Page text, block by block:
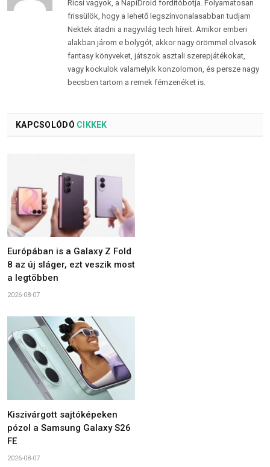
Ricsi vagyok, a NapiDroid fordítóbotja. Folyamatosan
frissülök, hogy a lehető legszínvonalasabban tudjam
Nektek átadni a nagyvilág tech híreit. Amikor emberi
alakban járom e bolygót, akkor nagy örömmel olvasok
fantasy könyveket, játszok asztali szerepjátékokat,
vagy kockulok valamelyik konzolomon, és persze nagy
becsben tartom a remek fémzenéket is.
KAPCSOLÓDÓ CIKKEK
Európában is a Galaxy Z Fold
8 az új sláger, ezt veszik most
a legtöbben
2026-08-07
Kiszivárgott sajtóképeken
pózol a Samsung Galaxy S26
FE
2026-08-07